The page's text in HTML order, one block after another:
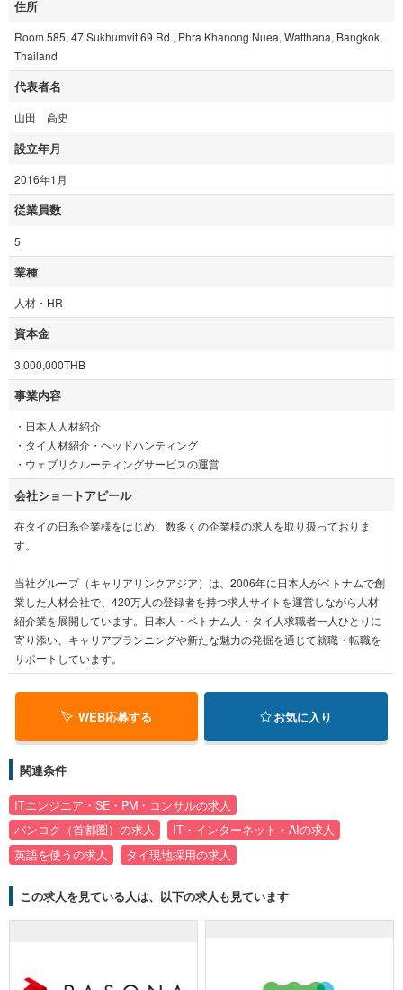
住所
Room 585, 47 Sukhumvit 69 Rd., Phra Khanong Nuea, Watthana, Bangkok,
Thailand
代表者名
山田 高史
設立年月
2016年1月
従業員数
5
業種
人材・HR
資本金
3,000,000THB
事業内容
・日本人人材紹介
・タイ人材紹介・ヘッドハンティング
・ウェブリクルーティングサービスの運営
会社ショートアピール
在タイの日系企業様をはじめ、数多くの企業様の求人を取り扱っておりま
す。
当社グループ（キャリアリンクアジア）は、2006年に日本人がベトナムで創
業した人材会社で、420万人の登録者を持つ求人サイトを運営しながら人材
紹介業を展開しています。日本人・ベトナム人・タイ人求職者一人ひとりに
寄り添い、キャリアプランニングや新たな魅力の発掘を通じて就職・転職を
サポートしています。
WEB応募する お気に入り
関連条件
ITエンジニア・SE・PM・コンサルの求人
バンコク（首都圏）の求人
IT・インターネット・AIの求人
英語を使うの求人
タイ現地採用の求人
この求人を見ている人は、以下の求人も見ています